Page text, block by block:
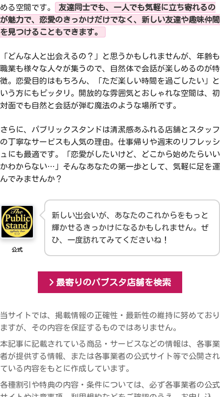
める空間です。
友達同士でも、一人でも気軽に立ち寄れるの
が魅力で、恋愛のきっかけだけでなく、新しい友達や趣味仲間
を見つけることもできます。
「どんな人と出会えるの？」と思うかもしれませんが、年齢も
職業も様々な人々が集うので、自然体で会話が楽しめるのが特
徴。恋愛目的はもちろん、「ただ楽しい時間を過ごしたい」と
いう方にもピッタリ。開放的な雰囲気とおしゃれな空間は、初
対面でも自然と会話が弾む魔法のような場所です。
さらに、パブリックスタンドは清潔感あふれる店舗とスタッフ
の丁寧なサービスも人気の理由。仕事帰りや週末のリフレッシ
ュにも最適です。「恋愛がしたいけど、どこから始めたらいい
かわからない…」そんなあなたの第一歩として、気軽に足を運
んでみませんか？
公式
新しい出会いが、あなたのこれからをもっと
輝かせるきっかけになるかもしれません。ぜ
ひ、一度訪れてみてくださいね！
最寄りのパブスタ店舗を検索
当サイトでは、掲載情報の正確性・最新性の維持に努めており
ますが、その内容を保証するものではありません。
本記事に記載されている商品・サービスなどの情報は、各事業
者が提供する情報、または各事業者の公式サイト等で公開され
ている内容をもとに作成しています。
各種割引や特典の内容・条件については、必ず各事業者の公式